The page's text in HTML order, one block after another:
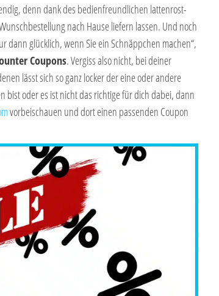
denn dank des bedienfreundlichen lattenrost-
nach Hause liefern lassen. Und noch
dann glücklich, wenn Sie ein Schnäppchen machen“,
Coupons. Vergiss also nicht, bei deiner
lässt sich so ganz locker der eine oder andere
bist oder es ist nicht das richtige für dich dabei, dann
vorbeischauen und dort einen passenden Coupon